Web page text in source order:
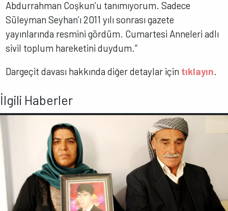
Abdurrahman Coşkun’u tanımıyorum. Sadece
Süleyman Seyhan’ı 2011 yılı sonrası gazete
yayınlarında resmini gördüm. Cumartesi Anneleri adlı
sivil toplum hareketini duydum.”
Dargeçit davası hakkında diğer detaylar için tıklayın.
İlgili Haberler